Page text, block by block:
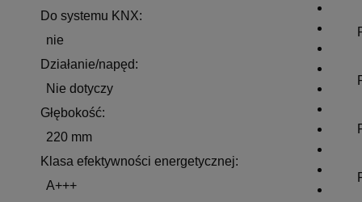
Do systemu KNX:
nie
Działanie/napęd:
Nie dotyczy
Głębokość:
220 mm
Klasa efektywności energetycznej:
A+++